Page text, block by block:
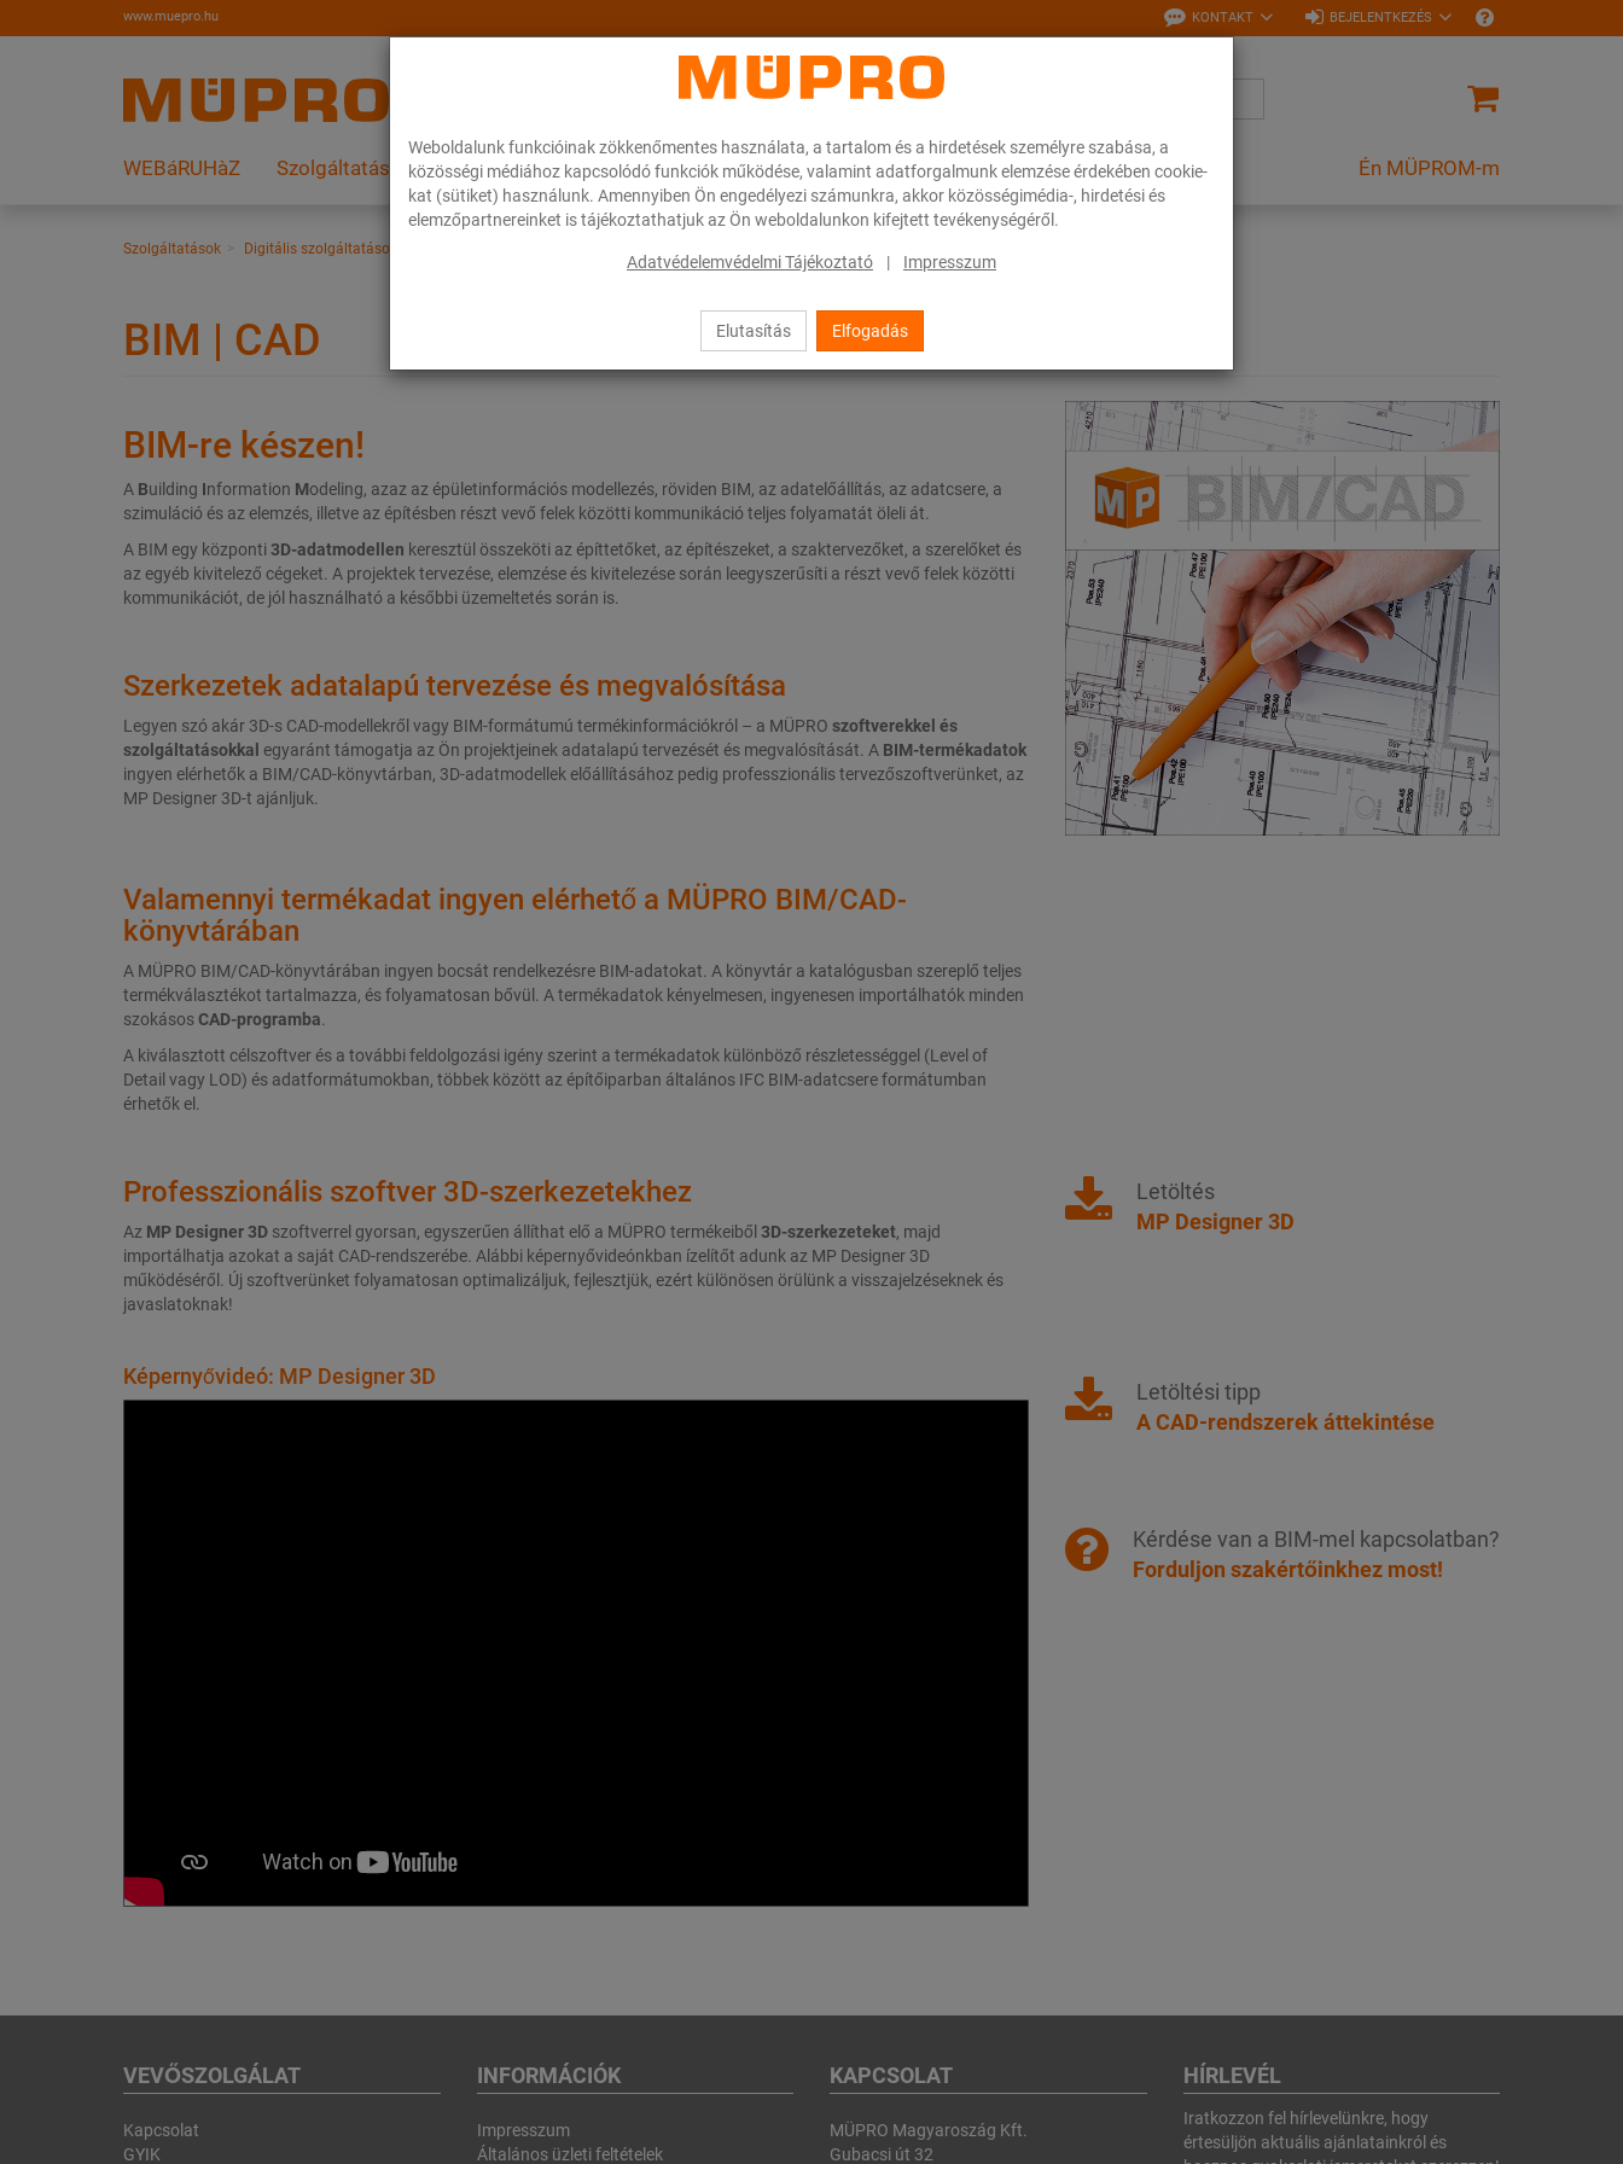
Weboldalunk funkcióinak zökkenőmentes használata, a tartalom és a hirdetések személyre szabása, a
közösségi médiához kapcsolódó funkciók működése, valamint adatforgalmunk elemzése érdekében cookie-
kat (sütiket) használunk. Amennyiben Ön engedélyezi számunkra, akkor közösségimédia-, hirdetési és
elemzőpartnereinket is tájékoztathatjuk az Ön weboldalunkon kifejtett tevékenységéről.
Adatvédelemvédelmi Tájékoztató | Impresszum
Elutasítás Elfogadás
www.muepro.hu KONTAKT BEJELENTKEZÉS
WEBáRUHàZ Szolgáltatások Megoldások A MÜPRO-ról Karrier Downloads Én MÜPROM-m
Szolgáltatások Digitális szolgáltatások
BIM | CAD
BIM-re készen!
A Building Information Modeling, azaz az épületinformációs modellezés, röviden BIM, az adatelőállítás, az adatcsere, a
szimuláció és az elemzés, illetve az építésben részt vevő felek közötti kommunikáció teljes folyamatát öleli át.
A BIM egy központi 3D-adatmodellen keresztül összeköti az építtetőket, az építészeket, a szaktervezőket, a szerelőket és
az egyéb kivitelező cégeket. A projektek tervezése, elemzése és kivitelezése során leegyszerűsíti a részt vevő felek közötti
kommunikációt, de jól használható a későbbi üzemeltetés során is.
Szerkezetek adatalapú tervezése és megvalósítása
Legyen szó akár 3D-s CAD-modellekről vagy BIM-formátumú termékinformációkról – a MÜPRO szoftverekkel és
szolgáltatásokkal egyaránt támogatja az Ön projektjeinek adatalapú tervezését és megvalósítását. A BIM-termékadatok
ingyen elérhetők a BIM/CAD-könyvtárban, 3D-adatmodellek előállításához pedig professzionális tervezőszoftverünket, az
MP Designer 3D-t ajánljuk.
Valamennyi termékadat ingyen elérhető a MÜPRO BIM/CAD-
könyvtárában
A MÜPRO BIM/CAD-könyvtárában ingyen bocsát rendelkezésre BIM-adatokat. A könyvtár a katalógusban szereplő teljes
termékválasztékot tartalmazza, és folyamatosan bővül. A termékadatok kényelmesen, ingyenesen importálhatók minden
szokásosCAD-programba.
A kiválasztott célszoftver és a további feldolgozási igény szerint a termékadatok különböző részletességgel (Level of
Detail vagy LOD) és adatformátumokban, többek között az építőiparban általános IFC BIM-adatcsere formátumban
érhetők el.
Professzionális szoftver 3D-szerkezetekhez
Az MP Designer 3D szoftverrel gyorsan, egyszerűen állíthat elő a MÜPRO termékeiből 3D-szerkezeteket, majd
importálhatja azokat a saját CAD-rendszerébe. Alábbi képernyővideónkban ízelítőt adunk az MP Designer 3D
működéséről. Új szoftverünket folyamatosan optimalizáljuk, fejlesztjük, ezért különösen örülünk a visszajelzéseknek és
javaslatoknak!
Letöltés
MP Designer 3D
Képernyővideó: MP Designer 3D
Letöltési tipp
A CAD-rendszerek áttekintése
Kérdése van a BIM-mel kapcsolatban?
Forduljon szakértőinkhez most!
VEVŐSZOLGÁLAT
Kapcsolat
GYIK
INFORMÁCIÓK
Impresszum
Általános üzleti feltételek
KAPCSOLAT
MÜPRO Magyaroszág Kft.
Gubacsi út 32
HÍRLEVÉL
Iratkozzon fel hírlevelünkre, hogy
értesüljön aktuális ajánlatainkról és